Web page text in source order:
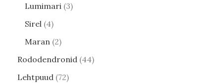
Lumimari 3
Sirel 4
Maran 2
Rododendronid 44
Lehtpuud 72